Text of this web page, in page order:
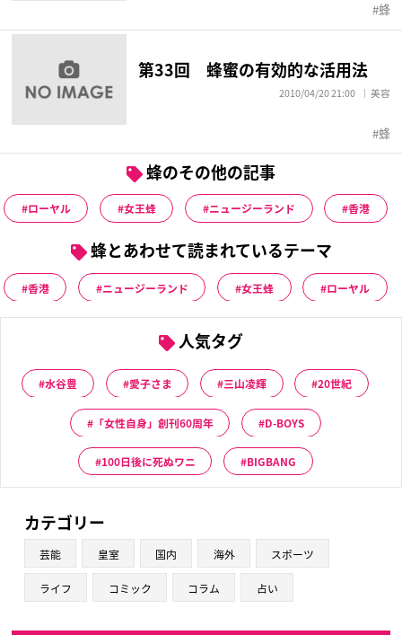
蜂
第33回 蜂蜜の有効的な活用法
2010/04/20 21:00 美容
蜂
蜂のその他の記事
ローヤル 女王蜂 ニュージーランド 香港
蜂とあわせて読まれているテーマ
香港 ニュージーランド 女王蜂 ローヤル
人気タグ
水谷豊 愛子さま 三山凌輝 20世紀
「女性自身」創刊60周年 D-BOYS
100日後に死ぬワニ BIGBANG
カテゴリー
芸能 皇室 国内 海外 スポーツ
ライフ コミック コラム 占い